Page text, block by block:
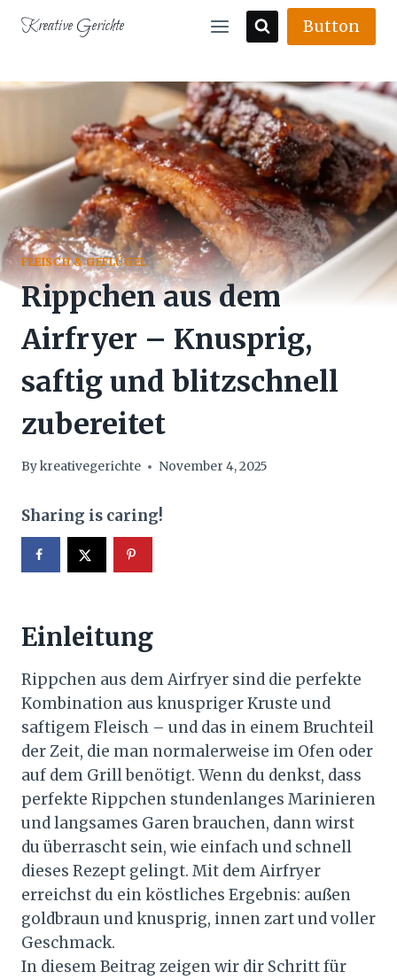
Kreative Gerichte Button
FLEISCH & GEFLÜGEL
Rippchen aus dem
Airfryer – Knusprig,
saftig und blitzschnell
zubereitet
Bykreativegerichte November 4, 2025
Sharing is caring!
Einleitung
Rippchen aus dem Airfryer sind die perfekte
Kombination aus knuspriger Kruste und
saftigem Fleisch – und das in einem Bruchteil
der Zeit, die man normalerweise im Ofen oder
auf dem Grill benötigt. Wenn du denkst, dass
perfekte Rippchen stundenlanges Marinieren
und langsames Garen brauchen, dann wirst
du überrascht sein, wie einfach und schnell
dieses Rezept gelingt. Mit dem Airfryer
erreichst du ein köstliches Ergebnis: außen
goldbraun und knusprig, innen zart und voller
Geschmack.
In diesem Beitrag zeigen wir dir Schritt für